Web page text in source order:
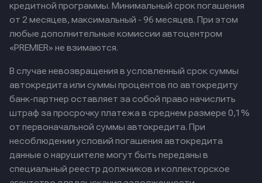
кредитной программы. Минимальный срок погашения
от 2 месяцев, максимальный - 96 месяцев. При этом
любые дополнительные комиссии автоцентром
«PREMIER» не взимаются.
В случае невозвращения в условленный срок суммы
автокредита или суммы процентов по автокредиту
банк-партнер оставляет за собой право начислить
штраф за просрочку платежа в среднем размере 0,1%
от первоначальной суммы автокредита. При
несоблюдении условий погашения автокредита
данные о нарушителе могут быть переданы в
специальный реестр должников и коллекторское